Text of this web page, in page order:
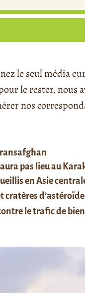
le seul média
le rester, nous
nos
pas lieu au
en Asie
le trafic de